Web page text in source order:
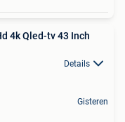
Details
Gisteren